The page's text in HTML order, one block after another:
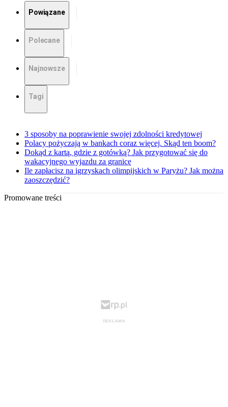
Powiązane
Polecane
Najnowsze
Tagi
3 sposoby na poprawienie swojej zdolności kredytowej
Polacy pożyczają w bankach coraz więcej. Skąd ten boom?
Dokąd z kartą, gdzie z gotówką? Jak przygotować się do
wakacyjnego wyjazdu za granicę
Ile zapłacisz na igrzyskach olimpijskich w Paryżu? Jak można
zaoszczędzić?
Promowane treści